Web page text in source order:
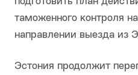
таможенного контроля
направлении выезда из
Эстония продолжит